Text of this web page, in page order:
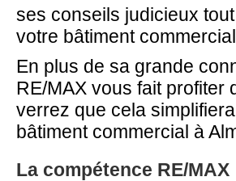
ses conseils judicieux
votre bâtiment
En plus de sa grande
RE/MAX vous fait
verrez que cela
bâtiment commercial à
La compétence RE/MAX